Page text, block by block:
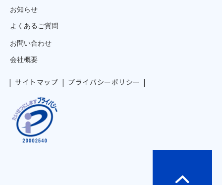
お知らせ
よくあるご質問
お問い合わせ
会社概要
サイトマップ プライバシーポリシー